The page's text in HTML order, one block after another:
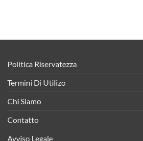
Política Riservatezza
Termini Di Utilizo
Chi Siamo
Contatto
Avviso Legale